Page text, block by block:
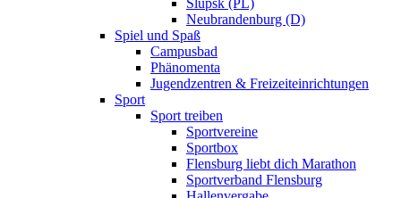
Slupsk (PL)
Neubrandenburg (D)
Spiel und Spaß
Campusbad
Phänomenta
Jugendzentren & Freizeiteinrichtungen
Sport
Sport treiben
Sportvereine
Sportbox
Flensburg liebt dich Marathon
Sportverband Flensburg